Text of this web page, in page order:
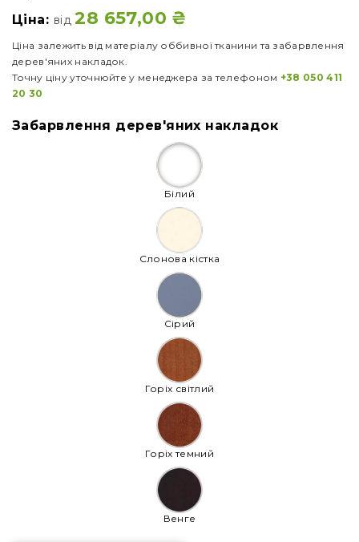
Ціна: від 28 657,00 ₴
Ціна залежить від матеріалу оббивної тканини та забарвлення
дерев'яних накладок.
Точну ціну уточнюйте у менеджера за телефоном +38 050 411
20 30
Забарвлення дерев'яних накладок
Білий
Слонова кістка
Сірий
Горіх світлий
Горіх темний
Венге